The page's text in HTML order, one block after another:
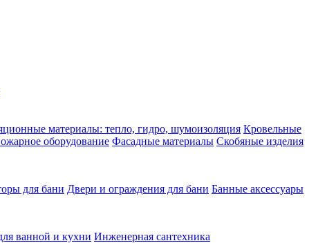
материалы: тепло, гидро, шумоизоляция Кровельные
оборудование Фасадные материалы Скобяные изделия
для бани Двери и ограждения для бани Банные аксессуары
ванной и кухни Инженерная сантехника